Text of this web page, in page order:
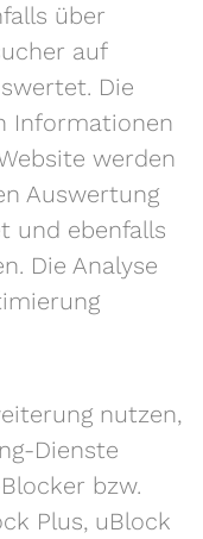
über
auf
Die
Informationen
werden
Auswertung
und ebenfalls
Die Analyse
nutzen,
Dienste
bzw.
Plus, uBlock